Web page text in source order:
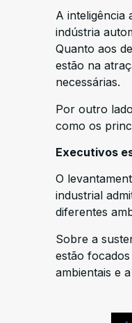
A inteligência
indústria
Quanto aos
estão na
necessárias.
Por outro
como os
Executivos
O
industrial
diferentes
Sobre a
estão
ambientais e